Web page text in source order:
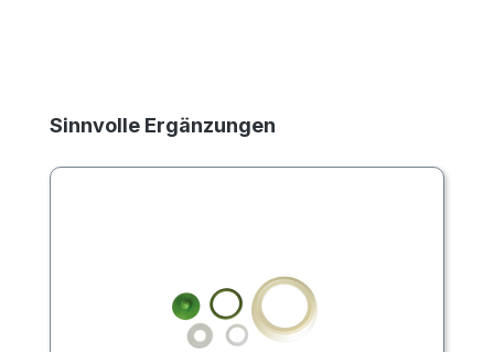
Produktgalerie überspringen
Sinnvolle Ergänzungen